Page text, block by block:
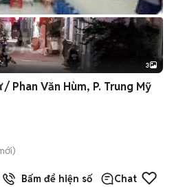
3
Phan Văn Hùm, P. Trung Mỹ
Bấm để hiện số Chat